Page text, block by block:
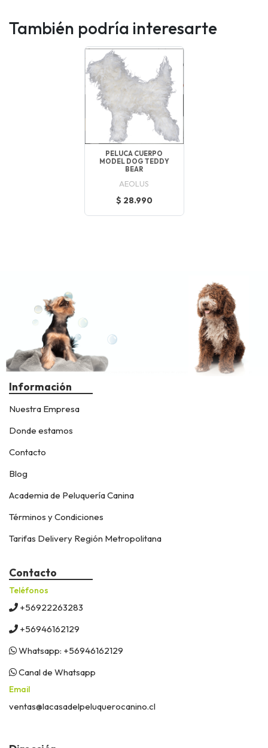
También podría interesarte
PELUCA CUERPO
MODEL DOG TEDDY
BEAR
AEOLUS
$ 28.990
Información
Nuestra Empresa
Donde estamos
Contacto
Blog
Academia de Peluquería Canina
Términos y Condiciones
Tarifas Delivery Región Metropolitana
Contacto
Teléfonos
+56922263283
+56946162129
Whatsapp: +56946162129
Canal de Whatsapp
Email
ventas@lacasadelpeluquerocanino.cl